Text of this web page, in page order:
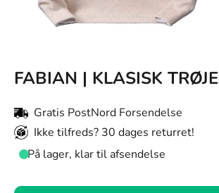
FABIAN | KLASISK TRØJE
Gratis PostNord Forsendelse
Ikke tilfreds? 30 dages returret!
På lager, klar til afsendelse
Farve: